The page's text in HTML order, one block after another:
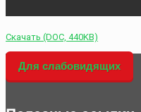
Скачать (DOC, 440KB)
Для слабовидящих